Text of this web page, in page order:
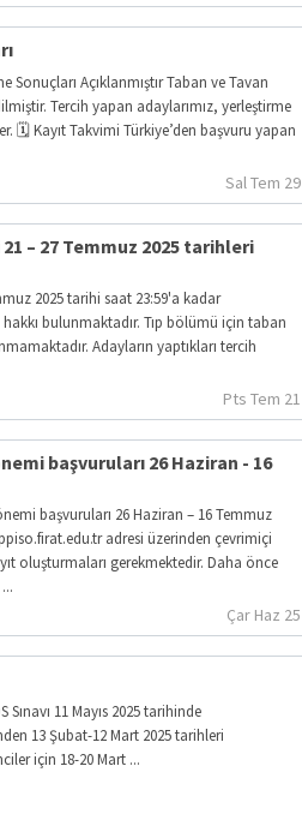
Sonuçları Açıklanmıştır Taban ve Tavan
Tercih yapan adaylarımız, yerleştirme
🗓️ Kayıt Takvimi Türkiye’den başvuru yapan
Sal Tem 29
– 27 Temmuz 2025 tarihleri
2025 tarihi saat 23:59'a kadar
bulunmaktadır. Tıp bölümü için taban
Adayların yaptıkları tercih
Pts Tem 21
başvuruları 26 Haziran - 16
başvuruları 26 Haziran – 16 Temmuz
adresi üzerinden çevrimiçi
oluşturmaları gerekmektedir. Daha önce
Çar Haz 25
11 Mayıs 2025 tarihinde
13 Şubat-12 Mart 2025 tarihleri
için 18-20 Mart ...